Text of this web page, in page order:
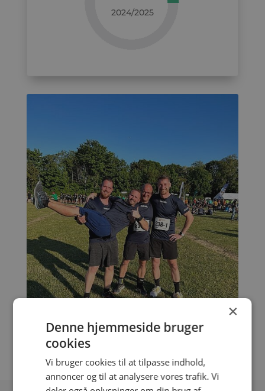
2024/2025
×
Denne hjemmeside bruger
cookies
Vi bruger cookies til at tilpasse indhold,
annoncer og til at analysere vores trafik. Vi